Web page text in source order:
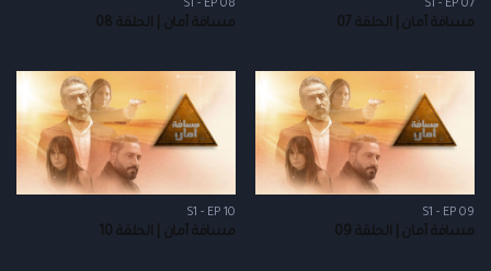
S1 - EP 07
مسافة أمان | الحلقة 07
S1 - EP 08
مسافة أمان | الحلقة 08
S1 - EP 09
مسافة أمان | الحلقة 09
S1 - EP 10
مسافة أمان | الحلقة 10